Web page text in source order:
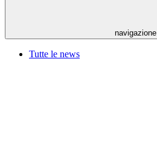
navigazione
Tutte le news